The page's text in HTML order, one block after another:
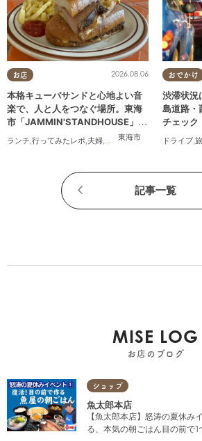
お店
東海市
2026.08.06
本格キューバサンドと心地よい音
楽で、人と人をつなぐ場所。東海
市「JAMMIN'STANDHOUSE」に
行ってみた
ランチ,行ってみたレポ,夫婦,おひとりさま 友人
おでかけ
渋滞状況
島道路・
チェック
ドライブ,
記事一覧
MISE LOG
お店のブログ
ショップ
魚太郎本店
【魚太郎本店】怒涛の夏休
る、本気の朝ごはん目の前で1